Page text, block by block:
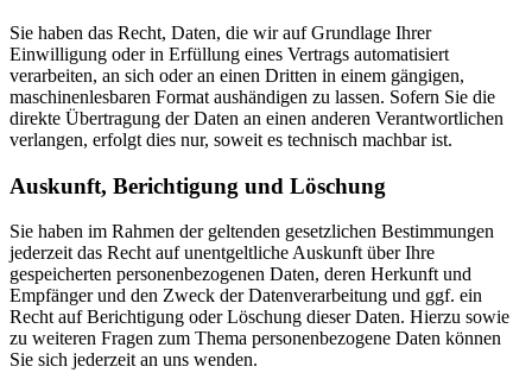
Sie haben das Recht, Daten, die wir auf Grundlage Ihrer
Einwilligung oder in Erfüllung eines Vertrags automatisiert
verarbeiten, an sich oder an einen Dritten in einem gängigen,
maschinenlesbaren Format aushändigen zu lassen. Sofern Sie die
direkte Übertragung der Daten an einen anderen Verantwortlichen
verlangen, erfolgt dies nur, soweit es technisch machbar ist.
Auskunft, Berichtigung und Löschung
Sie haben im Rahmen der geltenden gesetzlichen Bestimmungen
jederzeit das Recht auf unentgeltliche Auskunft über Ihre
gespeicherten personenbezogenen Daten, deren Herkunft und
Empfänger und den Zweck der Datenverarbeitung und ggf. ein
Recht auf Berichtigung oder Löschung dieser Daten. Hierzu sowie
zu weiteren Fragen zum Thema personenbezogene Daten können
Sie sich jederzeit an uns wenden.